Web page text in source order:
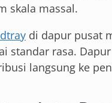
skala massal.
di dapur pusat
standar rasa.
langsung ke